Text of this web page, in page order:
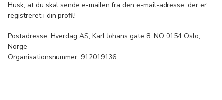
Husk, at du skal sende e-mailen fra den e-mail-adresse, der er
registreret i din profil!
Postadresse: Hverdag AS, Karl Johans gate 8, NO 0154 Oslo,
Norge
Organisationsnummer: 912019136